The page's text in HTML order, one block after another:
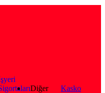
Diğer
Kasko